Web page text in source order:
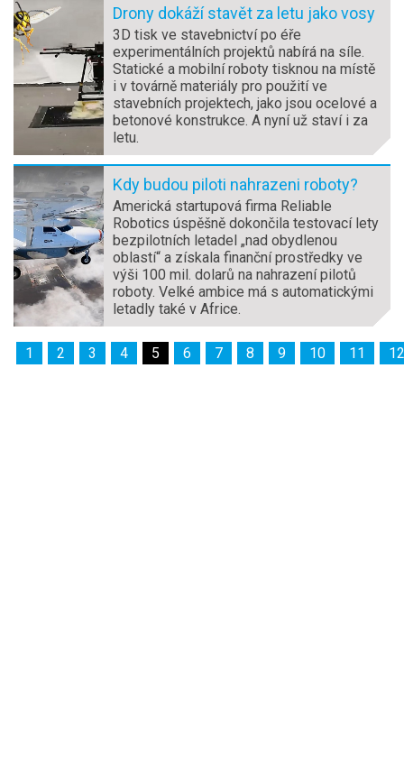
Drony dokáží stavět za letu jako vosy
3D tisk ve stavebnictví po éře
experimentálních projektů nabírá na síle.
Statické a mobilní roboty tisknou na místě
i v továrně materiály pro použití ve
stavebních projektech, jako jsou ocelové a
betonové konstrukce. A nyní už staví i za
letu.
Kdy budou piloti nahrazeni roboty?
Americká startupová firma Reliable
Robotics úspěšně dokončila testovací lety
bezpilotních letadel „nad obydlenou
oblastí“ a získala finanční prostředky ve
výši 100 mil. dolarů na nahrazení pilotů
roboty. Velké ambice má s automatickými
letadly také v Africe.
1 2 3 4 5 6 7 8 9 10 11 12